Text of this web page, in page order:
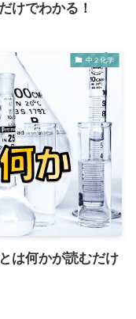
けでわかる！
中２化学
は何かが読むだけ